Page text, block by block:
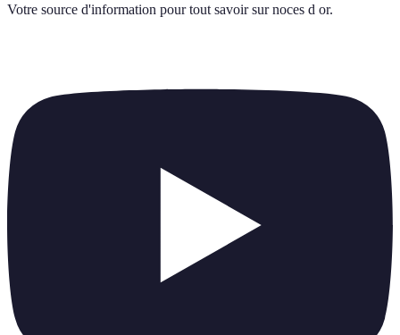
Votre source d'information pour tout savoir sur noces d or.